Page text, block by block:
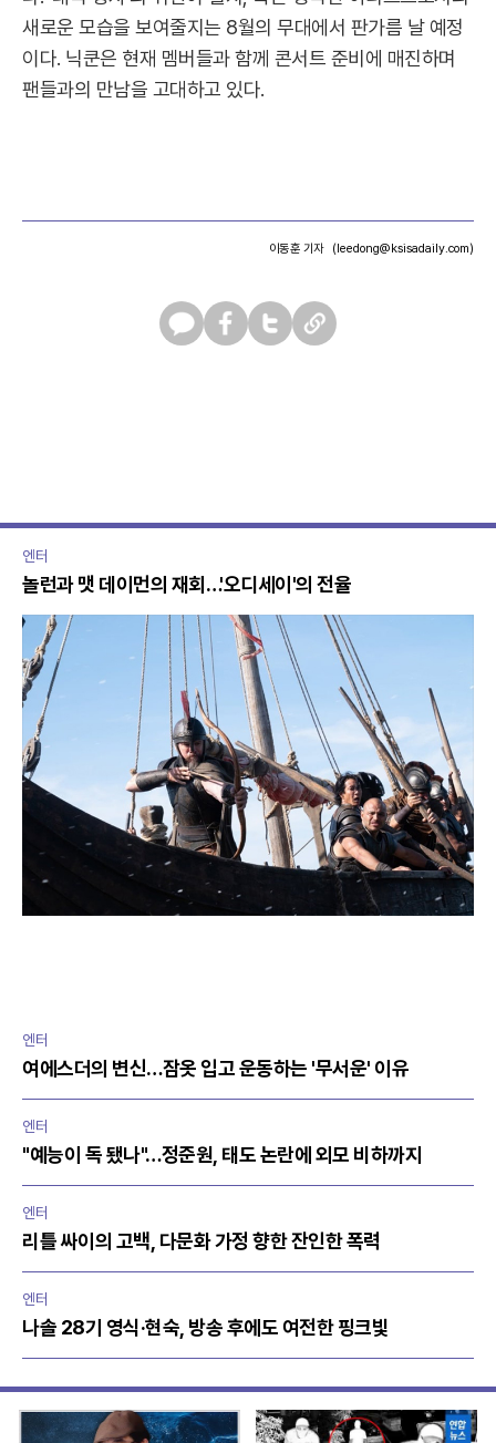
새로운 모습을 보여줄지는 8월의 무대에서 판가름 날 예정
이다. 닉쿤은 현재 멤버들과 함께 콘서트 준비에 매진하며
팬들과의 만남을 고대하고 있다.
이동훈 기자 (leedong@ksisadaily.com)
엔터
놀런과 맷 데이먼의 재회…'오디세이'의 전율
엔터
여에스더의 변신…잠옷 입고 운동하는 '무서운' 이유
엔터
"예능이 독 됐나"…정준원, 태도 논란에 외모 비하까지
엔터
리틀 싸이의 고백, 다문화 가정 향한 잔인한 폭력
엔터
나솔 28기 영식·현숙, 방송 후에도 여전한 핑크빛